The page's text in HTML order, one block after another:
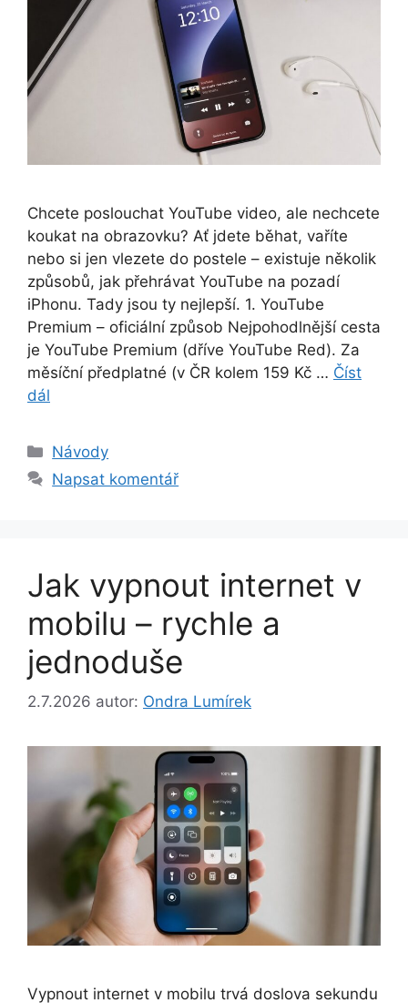
Chcete poslouchat YouTube video, ale nechcete
koukat na obrazovku? Ať jdete běhat, vaříte
nebo si jen vlezete do postele – existuje několik
způsobů, jak přehrávat YouTube na pozadí
iPhonu. Tady jsou ty nejlepší. 1. YouTube
Premium – oficiální způsob Nejpohodlnější cesta
je YouTube Premium (dříve YouTube Red). Za
měsíční předplatné (v ČR kolem 159 Kč … Číst
dál
Rubriky
Návody
Napsat komentář
Jak vypnout internet v
mobilu – rychle a
jednoduše
2.7.2026 autor: Ondra Lumírek
Vypnout internet v mobilu trvá doslova sekundu